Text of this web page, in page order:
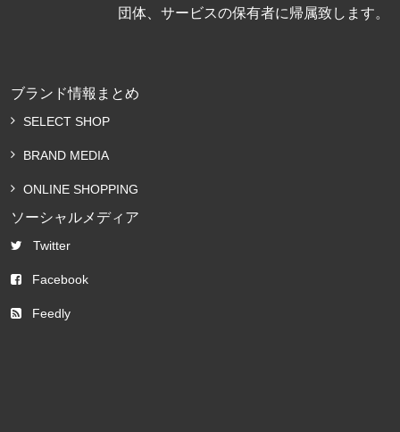
団体、サービスの保有者に帰属致します。
ブランド情報まとめ
SELECT SHOP
BRAND MEDIA
ONLINE SHOPPING
ソーシャルメディア
Twitter
Facebook
Feedly